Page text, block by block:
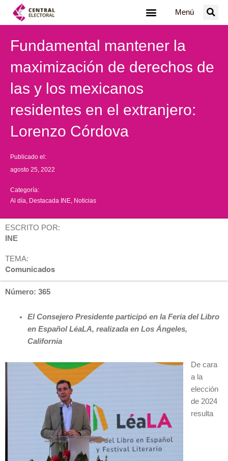
Menú
Fundamental mantener la
maximización de derechos de
las y los mexicanos
residentes en el extranjero:
Lorenzo Córdova
Publicado el:
agosto 25, 2022
Categoría:
Al día Destacada INE Noticias
ESCRITO POR:
INE
TEMA:
Comunicados
Número: 365
El Consejero Presidente participó en la Feria del Libro
en Español LéaLA, realizada en Los Ángeles,
California
De cara
a la
elección
de 2024
resulta